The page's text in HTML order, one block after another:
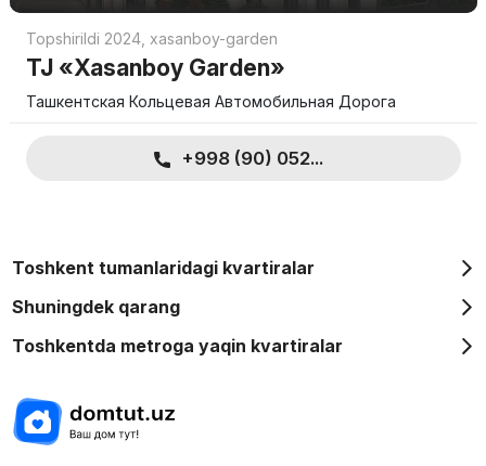
Topshirildi 2024, xasanboy-garden
TJ «Xasanboy Garden»
Ташкентская Кольцевая Автомобильная Дорога
+998 (90) 052...
Toshkent tumanlaridagi kvartiralar
Shuningdek qarang
Toshkentda metroga yaqin kvartiralar